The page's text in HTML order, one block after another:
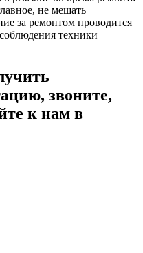
не мешать
за ремонтом проводится
техники
звоните,
к нам в